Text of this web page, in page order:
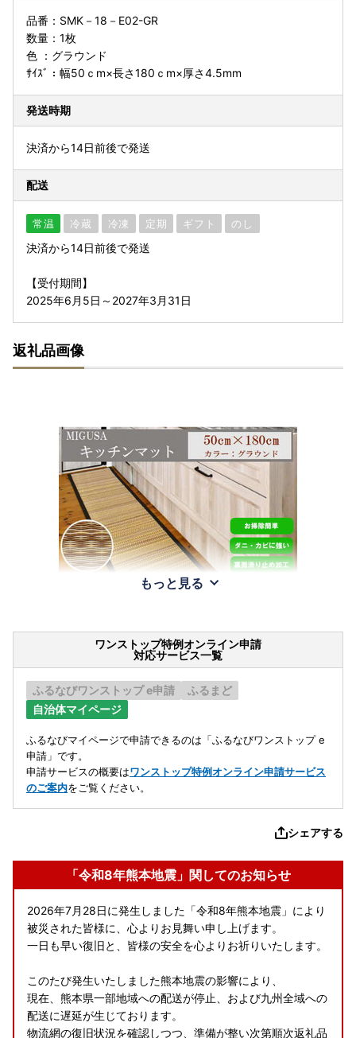
品番：SMK－18－E02-GR
数量：1枚
色 ：グラウンド
ｻｲｽﾞ：幅50ｃm×長さ180ｃm×厚さ4.5mm
発送時期
決済から14日前後で発送
配送
常温 冷蔵 冷凍 定期 ギフト のし
決済から14日前後で発送
【受付期間】
2025年6月5日～2027年3月31日
返礼品画像
もっと見る
ワンストップ特例オンライン申請
対応サービス一覧
ふるなびワンストップ e申請
ふるまど
自治体マイページ
ふるなびマイページで申請できるのは「ふるなびワンストップ e
申請」です。
申請サービスの概要はワンストップ特例オンライン申請サービス
のご案内をご覧ください。
シェアする
「令和8年熊本地震」関してのお知らせ
2026年7月28日に発生しました「令和8年熊本地震」により
被災された皆様に、心よりお見舞い申し上げます。
一日も早い復旧と、皆様の安全を心よりお祈りいたします。
このたび発生いたしました熊本地震の影響により、
現在、熊本県一部地域への配送が停止、および九州全域への
配送に遅延が生じております。
物流網の復旧状況を確認しつつ、準備が整い次第順次返礼品